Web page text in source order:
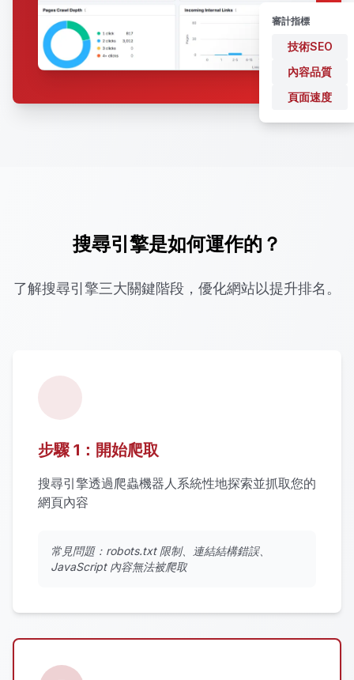
審計指標
技術SEO
內容品質
頁面速度
搜尋引擎是如何運作的？
了解搜尋引擎三大關鍵階段，優化網站以提升排名。
步驟 1：開始爬取
搜尋引擎透過爬蟲機器人系統性地探索並抓取您的
網頁內容
常見問題：robots.txt 限制、連結結構錯誤、
JavaScript 內容無法被爬取